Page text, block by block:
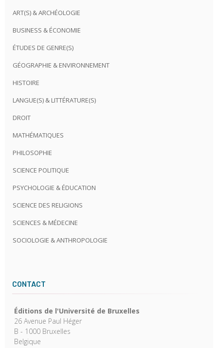
ART(S) & ARCHÉOLOGIE
BUSINESS & ÉCONOMIE
ÉTUDES DE GENRE(S)
GÉOGRAPHIE & ENVIRONNEMENT
HISTOIRE
LANGUE(S) & LITTÉRATURE(S)
DROIT
MATHÉMATIQUES
PHILOSOPHIE
SCIENCE POLITIQUE
PSYCHOLOGIE & ÉDUCATION
SCIENCE DES RELIGIONS
SCIENCES & MÉDECINE
SOCIOLOGIE & ANTHROPOLOGIE
CONTACT
Éditions de l'Université de Bruxelles
26 Avenue Paul Héger
B - 1000 Bruxelles
Belgique